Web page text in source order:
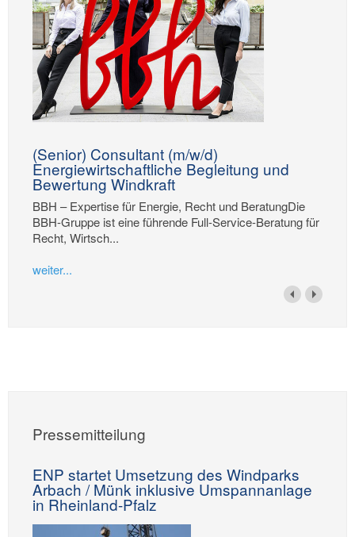
(Senior) Consultant (m/w/d)
Energiewirtschaftliche Begleitung und
Bewertung Windkraft
BBH – Expertise für Energie, Recht und BeratungDie
BBH-Gruppe ist eine führende Full-Service-Beratung für
Recht, Wirtsch...
weiter...
Pressemitteilung
ENP startet Umsetzung des Windparks
Arbach / Münk inklusive Umspannanlage
in Rheinland-Pfalz